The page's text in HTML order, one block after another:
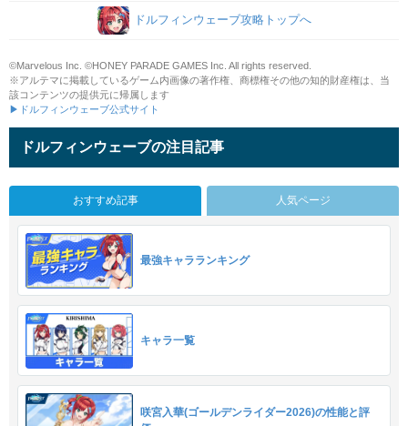
ドルフィンウェーブ攻略トップへ
©Marvelous Inc. ©HONEY PARADE GAMES Inc. All rights reserved.
※アルテマに掲載しているゲーム内画像の著作権、商標権その他の知的財産権は、当
該コンテンツの提供元に帰属します
▶ドルフィンウェーブ公式サイト
ドルフィンウェーブの注目記事
おすすめ記事 人気ページ
最強キャラランキング
キャラ一覧
咲宮入華(ゴールデンライダー2026)の性能と評